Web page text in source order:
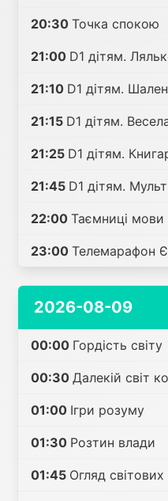
20:30 Точка спокою
21:00 D1 дітям.
21:10 D1 дітям.
21:15 D1 дітям.
21:25 D1 дітям.
21:45 D1 дітям.
22:00 Таємниці мови
23:00 Телемарафон
2026-08-09
00:00 Гордість світу
00:30 Далекій світ
01:00 Ігри розуму
01:30 Розтин влади
01:45 Огляд світових